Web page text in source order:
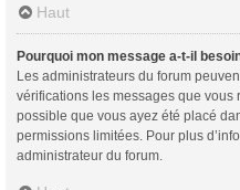
Haut
Pourquoi mon message a-t-il
Les administrateurs du forum
vérifications les messages que vous
possible que vous ayez été placé
permissions limitées. Pour plus
administrateur du forum.